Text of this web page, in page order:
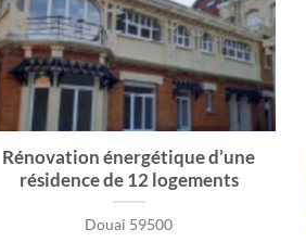
Rénovation énergétique d’une
résidence de 12 logements
Douai 59500